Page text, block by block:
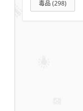
毒品 (298)